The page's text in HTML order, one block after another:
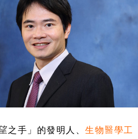
之手」的發明人、 生物醫學工